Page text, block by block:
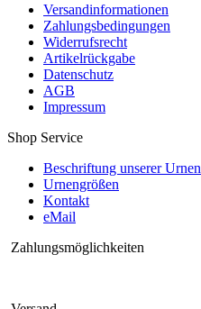
Versandinformationen
Zahlungsbedingungen
Widerrufsrecht
Artikelrückgabe
Datenschutz
AGB
Impressum
Shop Service
Beschriftung unserer Urnen
Urnengrößen
Kontakt
eMail
Zahlungsmöglichkeiten